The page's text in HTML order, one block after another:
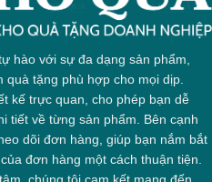
hào với sự đa dạng sản phẩm,
tặng phù hợp cho mọi dịp.
kế trực quan, cho phép bạn dễ
tiết về từng sản phẩm. Bên cạnh
dõi đơn hàng, giúp bạn nắm bắt
đơn hàng một cách thuận tiện.